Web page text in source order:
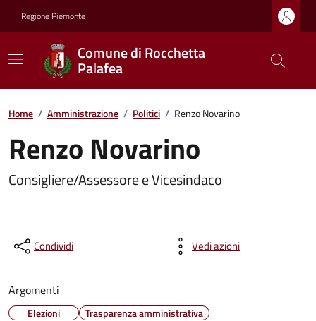
Regione Piemonte
Comune di Rocchetta
Palafea
Home / Amministrazione / Politici / Renzo Novarino
Renzo Novarino
Consigliere/Assessore e Vicesindaco
Condividi Vedi azioni
Argomenti
Elezioni Trasparenza amministrativa